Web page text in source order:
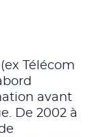
Télécom
avant
De 2002 à